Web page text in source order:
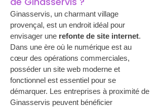
Ginasservis, un charmant village
provençal, est un endroit idéal pour
envisager une refonte de site internet.
Dans une ère où le numérique est au
cœur des opérations commerciales,
posséder un site web moderne et
fonctionnel est essentiel pour se
démarquer. Les entreprises à proximité de
Ginasservis peuvent bénéficier